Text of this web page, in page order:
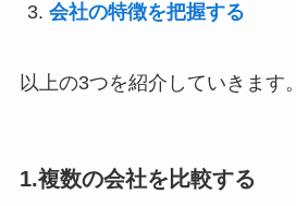
会社の特徴を把握する
以上の3つを紹介していきます。
1.複数の会社を比較する